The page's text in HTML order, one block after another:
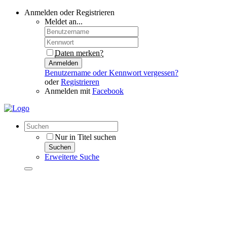
Anmelden oder Registrieren
Meldet an...
Daten merken?
Anmelden
Benutzername oder Kennwort vergessen?
oderRegistrieren
Anmelden mit Facebook
Nur in Titel suchen
Suchen
Erweiterte Suche